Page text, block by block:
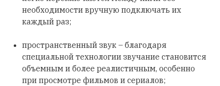
необходимости вручную подключать их
каждый раз;
пространственный звук – благодаря
специальной технологии звучание становится
объемным и более реалистичным, особенно
при просмотре фильмов и сериалов;